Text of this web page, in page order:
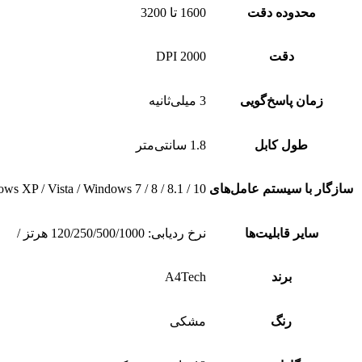
محدوده دقت 1600 تا 3200
دقت 2000 DPI
زمان پاسخ‌گویی 3 میلی‌ثانیه
طول کابل 1.8 سانتی‌متر
سازگار با سیستم‌ عامل‌های XP / Vista / Windows 7 / 8 / 8.1 / 10
سایر قابلیت‌ها نرخ ردیابی: 120/250/500/1000 هرتز /
برند A4Tech
رنگ مشکی